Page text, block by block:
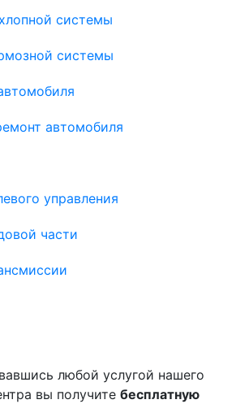
системы
системы
автомобиля
управления
части
любой услугой нашего
вы получите бесплатную